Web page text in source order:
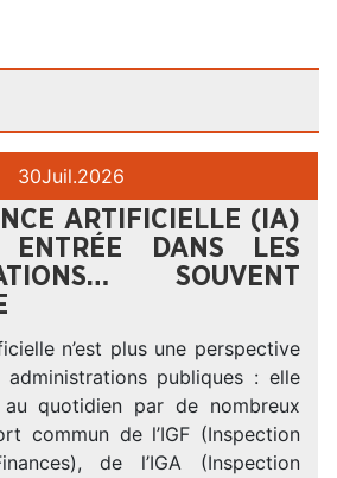
30Juil.2026
ARTIFICIELLE (IA)
DANS LES
SOUVENT
n’est plus une perspective
administrations publiques : elle
quotidien par de nombreux
commun de l’IGF (Inspection
de l’IGA (Inspection